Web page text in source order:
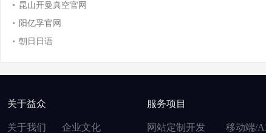
昆山开曼真空官网
阳亿孚官网
朝日日语
关于益众
关于我们
企业文化
服务项目
网站定制开发
移动端/